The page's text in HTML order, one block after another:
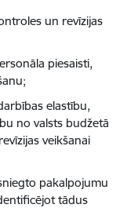
un revīzijas
piesaisti,
elastību,
no valsts budžetā
veikšanai
pakalpojumu
tādus